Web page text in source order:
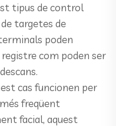
tipus de control
targetes de
poden
com poden ser
cas funcionen per
freqüent
facial, aquest